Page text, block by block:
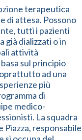
terapeutica
di attesa. Possono
tutti i pazienti
dializzati o in
attività
sul principio
ad una
più
di
medico-
La squadra
Piazza, responsabile